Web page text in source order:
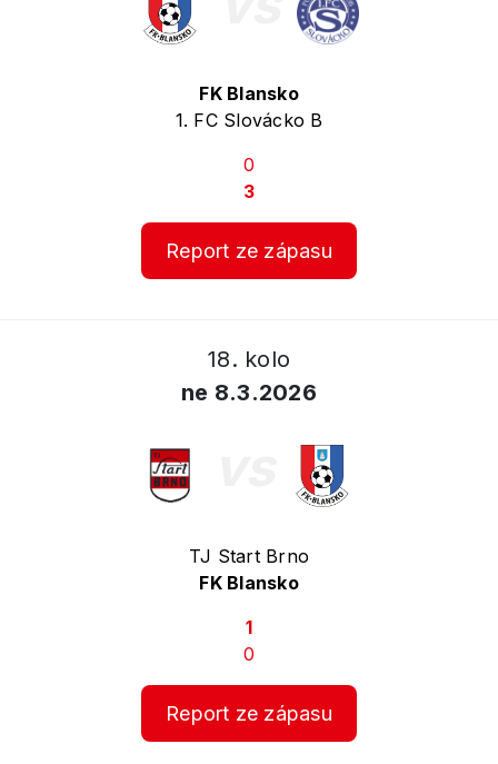
FK Blansko
1. FC Slovácko B
0
3
Report ze zápasu
18. kolo
ne 8.3.2026
TJ Start Brno
FK Blansko
1
0
Report ze zápasu